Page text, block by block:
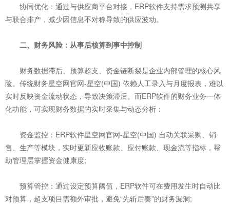
协同优化：通过与供应商平台对接，ERP软件支持需求预测共享
与联合排产，减少因信息不对称导致的供应波动。
二、财务风险：从事后核算到事中控制
财务数据滞后、预算超支、资金链断裂是企业内部管理的核心风
险。传统财务星空网官网-星空(中国) 依赖人工录入与月度报表，难以
实时反映资金流动状态，导致决策滞后。而ERP软件的财务业务一体
化功能，可实现财务数据的实时采集与动态分析：
资金监控：ERP软件星空网官网-星空(中国) 自动关联采购、销
售、生产等模块，实时更新应收账款、应付账款、现金流等指标，帮
助管理层掌握资金健康度;
预算管控：通过设定预算阈值，ERP软件可在费用发生时自动比
对预算，超支项目需额外审批，避免“先斩后奏”的财务漏洞;